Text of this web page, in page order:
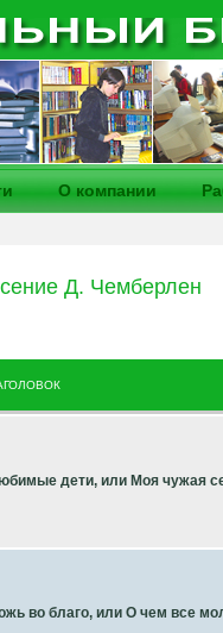
О компании
Д. Чемберлен
дети, или Моя чужая
во благо, или О чем все